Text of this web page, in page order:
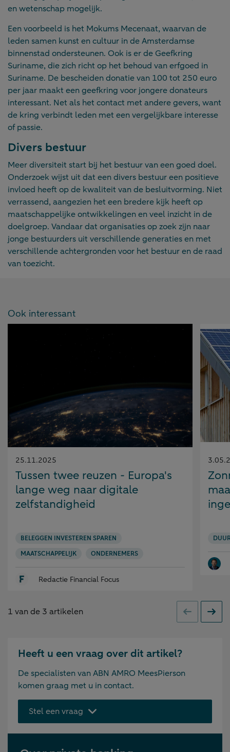
en wetenschap mogelijk.
Een voorbeeld is het Mokums Mecenaat, waarvan de
leden samen kunst en cultuur in de Amsterdamse
binnenstad ondersteunen. Ook is er de Geefkring
Suriname, die zich richt op het behoud van erfgoed in
Suriname. De bescheiden donatie van 100 tot 250 euro
per jaar maakt een geefkring voor jongere donateurs
interessant. Net als het contact met andere gevers, want
de kring verbindt leden met een vergelijkbare interesse
of passie.
Divers bestuur
Meer diversiteit start bij het bestuur van een goed doel.
Onderzoek wijst uit dat een divers bestuur een positieve
invloed heeft op de kwaliteit van de besluitvorming. Niet
verrassend, aangezien het een bredere kijk heeft op
maatschappelijke ontwikkelingen en veel inzicht in de
doelgroep. Vandaar dat organisaties op zoek zijn naar
jonge bestuurders uit verschillende generaties en met
verschillende achtergronden voor het bestuur en de raad
van toezicht.
Ook interessant
Gepubliceerd
op:
25.11.2025
Tussen twee reuzen - Europa's
lange weg naar digitale
zelfstandigheid
BELEGGEN INVESTEREN SPAREN
MAATSCHAPPELIJK
ONDERNEMERS
Redactie Financial Focus
op:
1 van de 3 artikelen Vorige
Heeft u een vraag over dit artikel?
De specialisten van ABN AMRO MeesPierson
komen graag met u in contact.
Stel een vraag